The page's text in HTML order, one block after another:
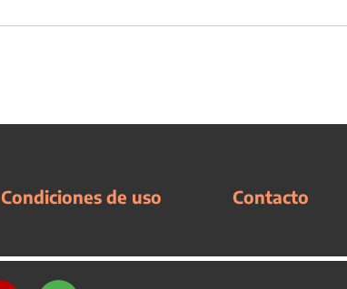
Condiciones de uso Contacto